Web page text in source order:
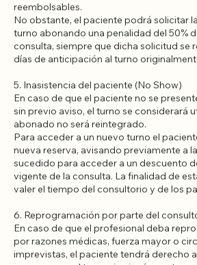
4. Cancelaciones solicitadas por el
Las consultas canceladas por decisión
reembolsables.
No obstante, el paciente podrá solicitar
turno abonando una penalidad del 50%
días de anticipación al turno
5. Inasistencia del paciente (No Show)
En caso de que el paciente no se
sin previo aviso, el turno se considerará
abonado no será reintegrado.
Para acceder a un nuevo turno el
nueva reserva, avisando previamente a
sucedido para acceder a un descuento
valer el tiempo del consultorio y de los
6. Reprogramación por parte del
En caso de que el profesional deba